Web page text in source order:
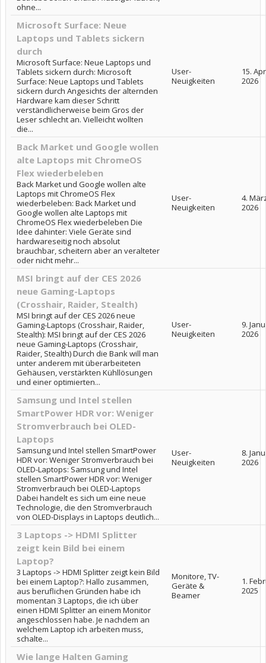
ohne...
Microsoft Surface: Neue
Laptops und Tablets sickern
durch
Microsoft Surface: Neue Laptops und
Tablets sickern durch: Microsoft
Surface: Neue Laptops und Tablets
sickern durch Angesichts der alternden
Hardware kam dieser Schritt
verständlicherweise beim Gros der
Leser schlecht an. Vielleicht wollten
die...
User-
Neuigkeiten
15.
2026
Back Market und Google wollen
alte Laptops mit ChromeOS
Flex wiederbeleben
Back Market und Google wollen alte
Laptops mit ChromeOS Flex
wiederbeleben: Back Market und
Google wollen alte Laptops mit
ChromeOS Flex wiederbeleben Die
Idee dahinter: Viele Geräte sind
hardwareseitig noch absolut
brauchbar, scheitern aber an veralteter
oder nicht mehr...
User-
Neuigkeiten
4.
2026
MSI bringt auf der CES 2026
neue Gaming-Laptops
(Crosshair, Raider, Stealth)
MSI bringt auf der CES 2026 neue
Gaming-Laptops (Crosshair, Raider,
Stealth): MSI bringt auf der CES 2026
neue Gaming-Laptops (Crosshair,
Raider, Stealth) Durch die Bank will man
unter anderem mit überarbeiteten
Gehäusen, verstärkten Kühllösungen
und einer optimierten...
User-
Neuigkeiten
9.
2026
Samsung und Intel stellen
SmartPower HDR vor: Weniger
Stromverbrauch bei OLED-
Laptops
Samsung und Intel stellen SmartPower
HDR vor: Weniger Stromverbrauch bei
OLED-Laptops: Samsung und Intel
stellen SmartPower HDR vor: Weniger
Stromverbrauch bei OLED-Laptops
Dabei handelt es sich um eine neue
Technologie, die den Stromverbrauch
von OLED-Displays in Laptops deutlich...
User-
Neuigkeiten
8.
2026
3 Laptops -> HDMI Splitter
zeigt kein Bild bei einem
Laptop?
3 Laptops -> HDMI Splitter zeigt kein Bild
bei einem Laptop?: Hallo zusammen,
aus beruflichen Gründen habe ich
momentan 3 Laptops, die ich über
einen HDMI Splitter an einem Monitor
angeschlossen habe. Je nachdem an
welchem Laptop ich arbeiten muss,
schalte...
Monitore, TV-
Geräte &
Beamer
1.
2025
Wie lange Halten Gaming